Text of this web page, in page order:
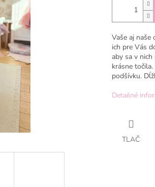
Vaše aj
ich pre Vás
aby sa v
krásne
podšívku.
Detailné
TLAČ